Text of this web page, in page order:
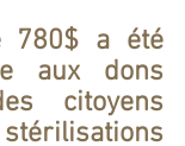
780$ a été
aux dons
citoyens